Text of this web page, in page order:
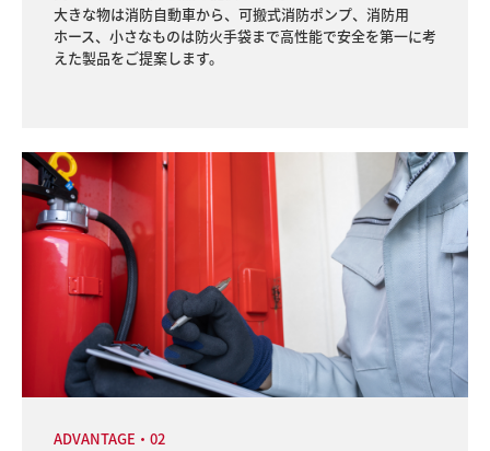
大きな物は消防自動車から、可搬式消防ポンプ、消防用
ホース、小さなものは防火手袋まで高性能で安全を第一に考
えた製品をご提案します。
ADVANTAGE・02